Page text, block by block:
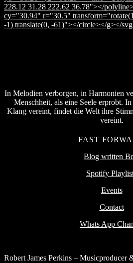
228.12 31.28 222.62 36.78"></
cy="30.94" r="30.5"
-1) translate(0, -61)"></circle></g></
In Melodien verborgen, in Harmonien
Menschheit, als eine Seele erprobt.
Klang vereint, findet die Welt ihre
vereint.
FAST
Blog written
Spotify
Events
Contact
Whats App
Robert James Perkins – Musicproducer